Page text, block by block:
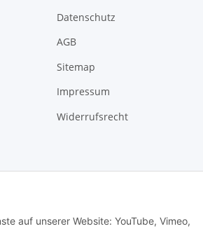
auf unserer Website: YouTube, Vimeo,
Datenschutz
AGB
Sitemap
Impressum
Widerrufsrecht